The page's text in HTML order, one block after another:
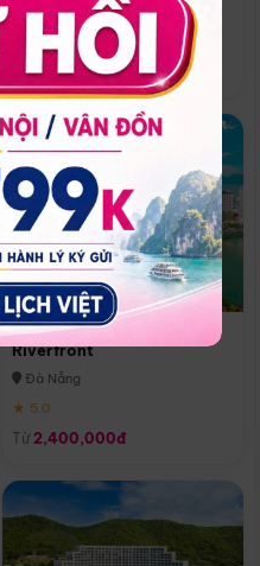
Quoc
Phú Quốc
★ 5.0
Melia Vinpearl Danang
Riverfront
Đà Nẵng
★ 5.0
Từ 2,400,000đ